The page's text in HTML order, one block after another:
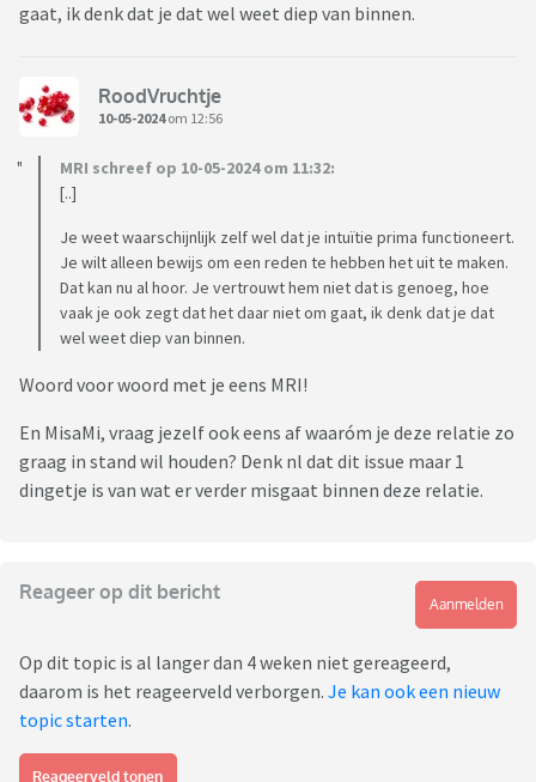
gaat, ik denk dat je dat wel weet diep van binnen.
RoodVruchtje
10-05-2024om 12:56
MRI schreef op 10-05-2024 om 11:32:
[..]
Je weet waarschijnlijk zelf wel dat je intuïtie prima functioneert.
Je wilt alleen bewijs om een reden te hebben het uit te maken.
Dat kan nu al hoor. Je vertrouwt hem niet dat is genoeg, hoe
vaak je ook zegt dat het daar niet om gaat, ik denk dat je dat
wel weet diep van binnen.
Woord voor woord met je eens MRI!
En MisaMi, vraag jezelf ook eens af waaróm je deze relatie zo
graag in stand wil houden? Denk nl dat dit issue maar 1
dingetje is van wat er verder misgaat binnen deze relatie.
Reageer op dit bericht
Aanmelden
Op dit topic is al langer dan 4 weken niet gereageerd,
daarom is het reageerveld verborgen. Je kan ook een nieuw
topic starten.
Reageerveld tonen